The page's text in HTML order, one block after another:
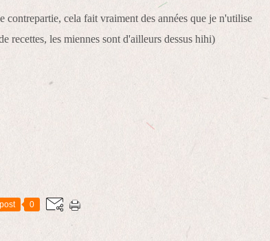
contrepartie, cela fait vraiment des années que je n'utilise
recettes, les miennes sont d'ailleurs dessus hihi)
0